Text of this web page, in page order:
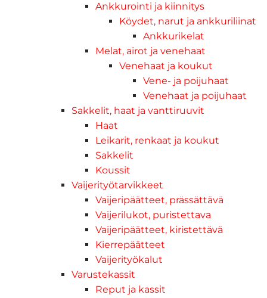
Ankkurointi ja kiinnitys
Köydet, narut ja ankkuriliinat
Ankkurikelat
Melat, airot ja venehaat
Venehaat ja koukut
Vene- ja poijuhaat
Venehaat ja poijuhaat
Sakkelit, haat ja vanttiruuvit
Haat
Leikarit, renkaat ja koukut
Sakkelit
Koussit
Vaijerityötarvikkeet
Vaijeripäätteet, prässättävä
Vaijerilukot, puristettava
Vaijeripäätteet, kiristettävä
Kierrepäätteet
Vaijerityökalut
Varustekassit
Reput ja kassit